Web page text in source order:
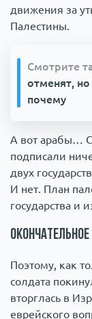
движения за
Палестины.
Смотрите
отменят,
почему
А вот арабы…
подписали
двух
И нет. План
государства и
Поэтому, как
солдата
вторглась в
еврейского